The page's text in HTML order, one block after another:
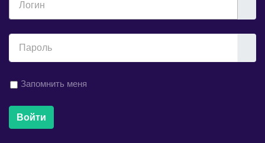
Запомнить меня
Войти